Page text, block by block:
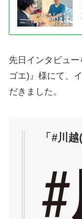
先日インタビュ
ゴエ)』様にて、
だきました。
「#川